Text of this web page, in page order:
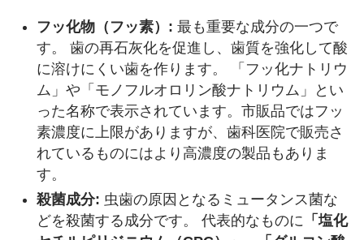
フッ化物（フッ素）: 最も重要な成分の一つで
す。 歯の再石灰化を促進し、歯質を強化して酸
に溶けにくい歯を作ります。 「フッ化ナトリウ
ム」や「モノフルオロリン酸ナトリウム」とい
った名称で表示されています。市販品ではフッ
素濃度に上限がありますが、歯科医院で販売さ
れているものにはより高濃度の製品もありま
す。
殺菌成分: 虫歯の原因となるミュータンス菌な
どを殺菌する成分です。 代表的なものに 「塩化